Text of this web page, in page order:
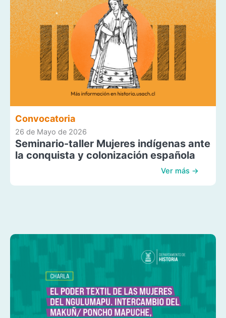
Convocatoria
26 de Mayo de 2026
Seminario-taller Mujeres indígenas ante
la conquista y colonización española
Ver más →